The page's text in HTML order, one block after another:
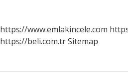
https://www.emlakincele.com
https://beli.com.trSitemap